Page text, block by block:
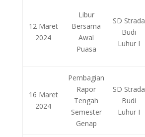
12 Maret
2024
Libur
Bersama
Awal
Puasa
SD Strada
Budi
Luhur I
16 Maret
2024
Pembagian
Rapor
Tengah
Semester
Genap
SD Strada
Budi
Luhur I